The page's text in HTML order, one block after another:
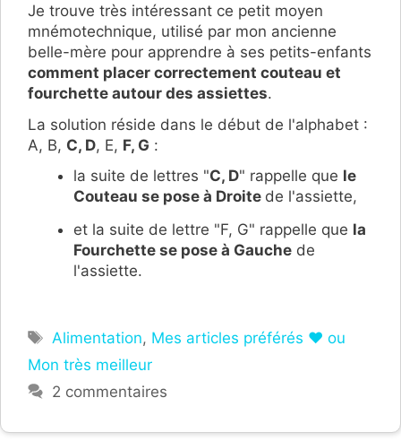
Je trouve très intéressant ce petit moyen
mnémotechnique, utilisé par mon ancienne
belle-mère pour apprendre à ses petits-enfants
comment placer correctement couteau et
fourchette autour des assiettes.
La solution réside dans le début de l'alphabet :
A, B, C, D, E, F, G :
la suite de lettres "C, D" rappelle que le
Couteau se pose à Droite de l'assiette,
et la suite de lettre "F, G" rappelle que la
Fourchette se pose à Gauche de
l'assiette.
Étiquettes
Alimentation, Mes articles préférés ❤ ou
Mon très meilleur
2 commentaires